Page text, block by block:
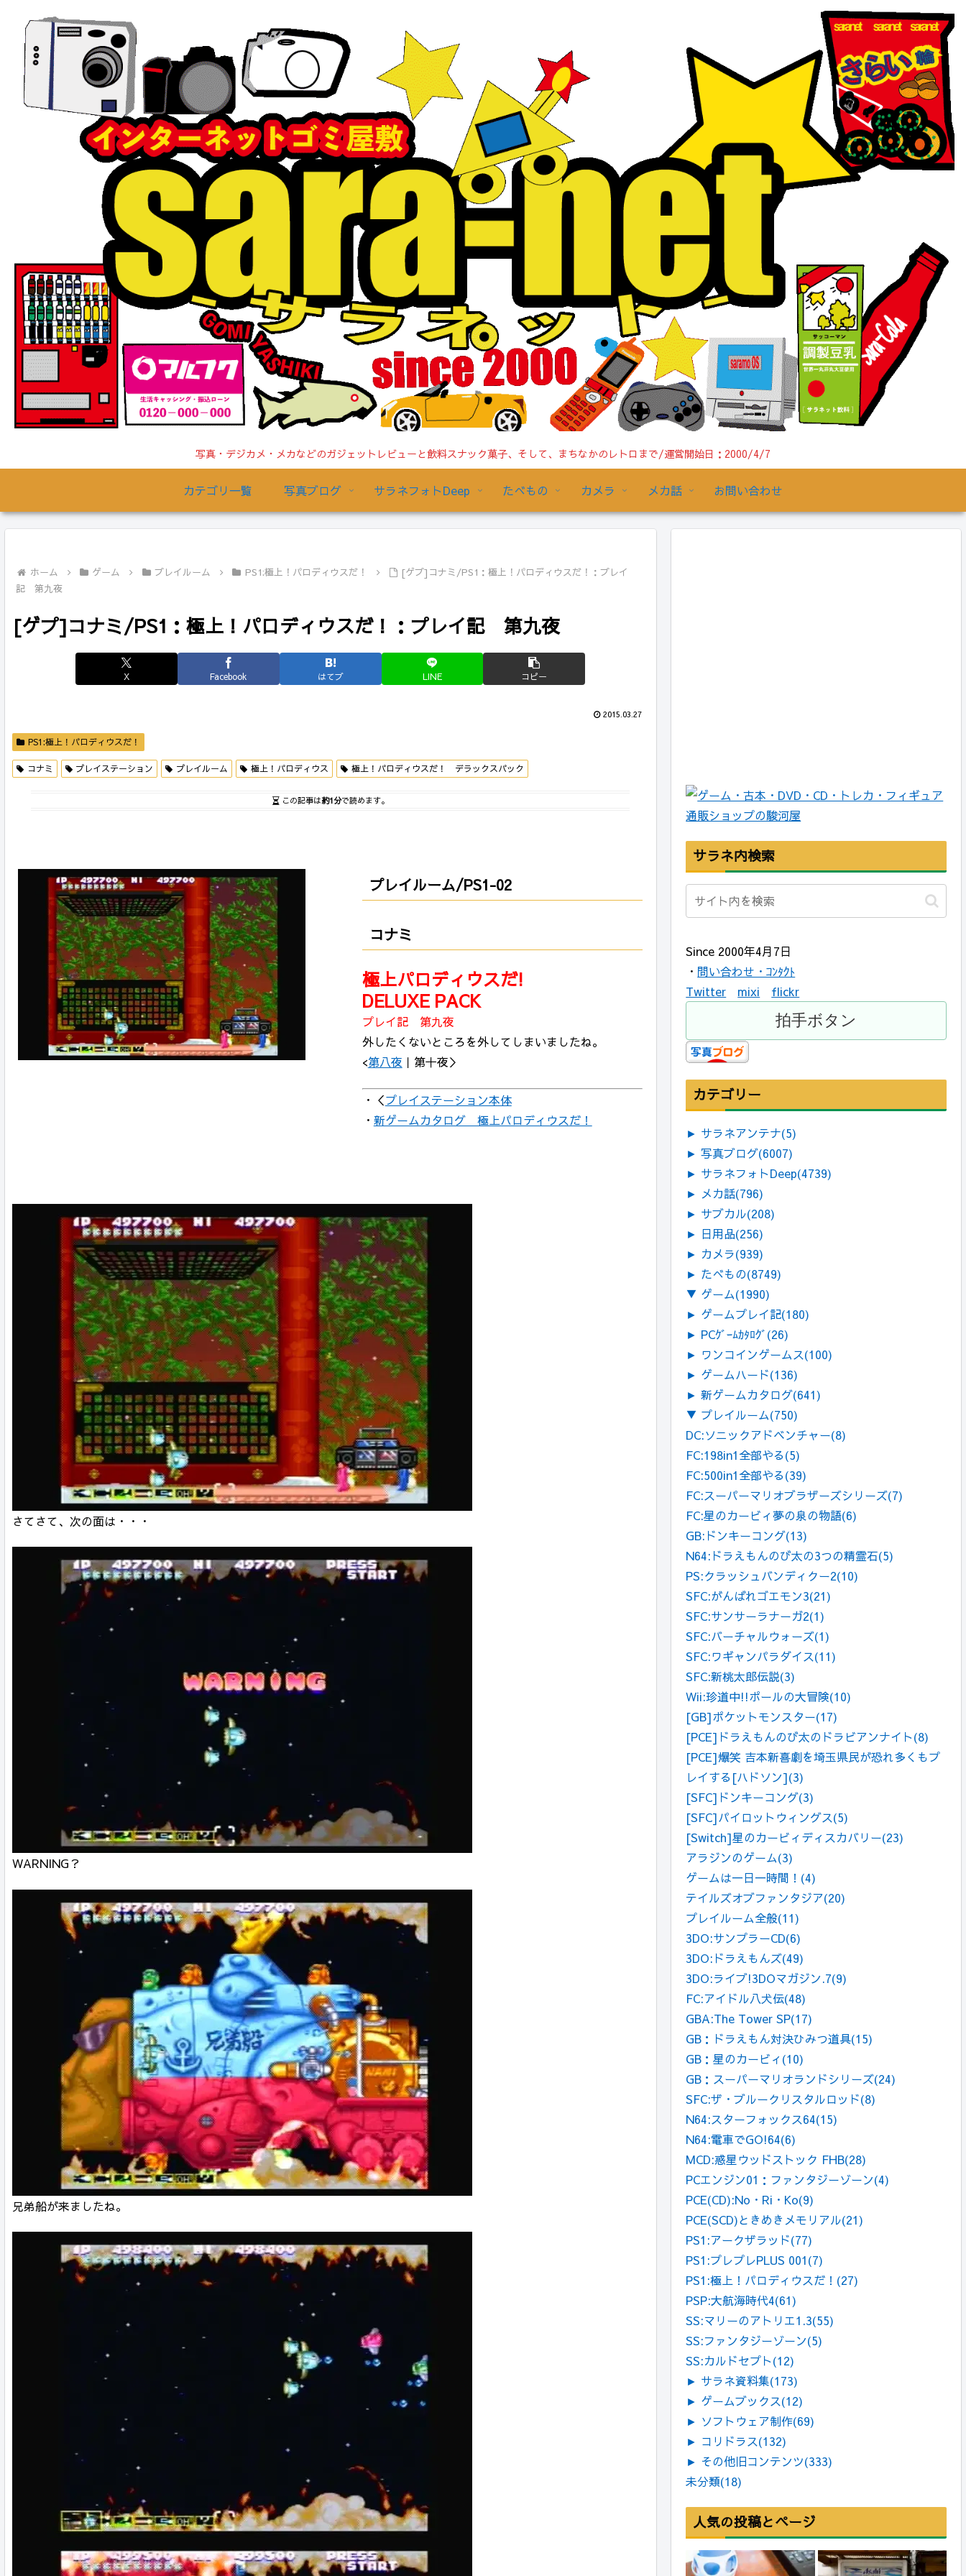
写真・デジカメ・メカなどのガジェットレビューと飲料スナック菓子、そして、まちなかのレトロまで/運営開始日：2000/4/7
カテゴリ一覧 写真ブログ サラネフォトDeep たべもの カメラ メカ話 お問い合わせ
ホーム ゲーム プレイルーム PS1:極上！パロディウスだ！
[ゲプ]コナミ/PS1：極上！パロディウスだ！：プレイ
記 第九夜
[ゲプ]コナミ/PS1：極上！パロディウスだ！：プレイ記 第九夜
X Facebook はてブ LINE コピー
2015.03.27
PS1:極上！パロディウスだ！
コナミ プレイステーション プレイルーム 極上！パロディウス 極上！パロディウスだ！ デラックスパック
この記事は約1分で読めます。
プレイルーム/PS1-02
コナミ
極上パロディウスだ!
DELUXE PACK
プレイ記 第九夜
外したくないところを外してしまいましたね。
<第八夜 ｜第十夜＞
・＜プレイステーション本体
・ 新ゲームカタログ 極上パロディウスだ！
さてさて、次の面は・・・
WARNING？
兄弟船が来ましたね。
サラネ内検索
Since 2000年4月7日
・ 問い合わせ・ｺﾝﾀｸﾄ
Twitter
mixi flickr
カテゴリー
► サラネアンテナ(5)
► 写真ブログ(6007)
► サラネフォトDeep(4739)
► メカ話(796)
► サブカル(208)
► 日用品(256)
► カメラ(939)
► たべもの(8749)
▼ ゲーム(1990)
► ゲームプレイ記(180)
► PCｹﾞｰﾑｶﾀﾛｸﾞ(26)
► ワンコインゲームス(100)
► ゲームハード(136)
► 新ゲームカタログ(641)
▼ プレイルーム(750)
DC:ソニックアドベンチャー(8)
FC:198in1全部やる(5)
FC:500in1全部やる(39)
FC:スーパーマリオブラザーズシリーズ(7)
FC:星のカービィ夢の泉の物語(6)
GB:ドンキーコング(13)
N64:ドラえもんのび太の3つの精霊石(5)
PS:クラッシュバンディクー2(10)
SFC:がんばれゴエモン3(21)
SFC:サンサーラナーガ2(1)
SFC:バーチャルウォーズ(1)
SFC:ワギャンパラダイス(11)
SFC:新桃太郎伝説(3)
Wii:珍道中!!ポールの大冒険(10)
[GB]ポケットモンスター(17)
[PCE]ドラえもんのび太のドラビアンナイト(8)
[PCE]爆笑 吉本新喜劇を埼玉県民が恐れ多くもプ
レイする[ハドソン](3)
[SFC]ドンキーコング(3)
[SFC]パイロットウィングス(5)
[Switch]星のカービィディスカバリー(23)
アラジンのゲーム(3)
ゲームは一日一時間！ (4)
テイルズオブファンタジア(20)
プレイルーム全般(11)
3DO:サンプラーCD(6)
3DO:ドラえもんズ(49)
3DO:ライブ!3DOマガジン.7(9)
FC:アイドル八犬伝(48)
GBA:The Tower SP(17)
GB：ドラえもん対決ひみつ道具(15)
GB：星のカービィ (10)
GB：スーパーマリオランドシリーズ(24)
SFC:ザ・ブルークリスタルロッド(8)
N64:スターフォックス64(15)
N64:電車でGO!64(6)
MCD:惑星ウッドストック FHB(28)
PCエンジン01：ファンタジーゾーン(4)
PCE(CD):No・Ri・Ko(9)
PCE(SCD)ときめきメモリアル(21)
PS1:アークザラッド(77)
PS1:プレプレPLUS 001(7)
PS1:極上！パロディウスだ！ (27)
PSP:大航海時代4(61)
SS:マリーのアトリエ1.3(55)
SS:ファンタジーゾーン(5)
SS:カルドセプト(12)
► サラネ資料集(173)
► ゲームブックス(12)
► ソフトウェア制作(69)
► コリドラス(132)
► その他旧コンテンツ(333)
未分類(18)
人気の投稿とページ